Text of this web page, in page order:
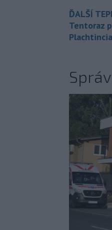
ĎALŠÍ
Tentoraz